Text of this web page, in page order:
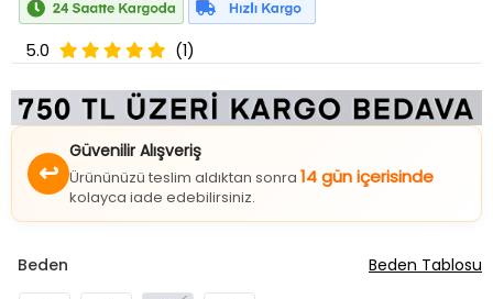
5.0 (1)
↩
Güvenilir Alışveriş
Ürününüzü teslim aldıktan sonra 14 gün içerisinde
kolayca iade edebilirsiniz.
Beden Beden Tablosu